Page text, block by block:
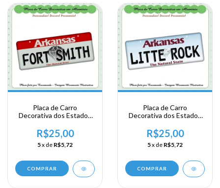
Placa de Carro
Decorativa dos Estados
USA - Area Sul - Arkansas
- Fort Smith
R$25,00
5x de R$5,72
COMPRAR
Placa de Carro
Decorativa dos Estados
USA - Area Sul - Arkansas
- Litte Rock
R$25,00
5x de R$5,72
COMPRAR